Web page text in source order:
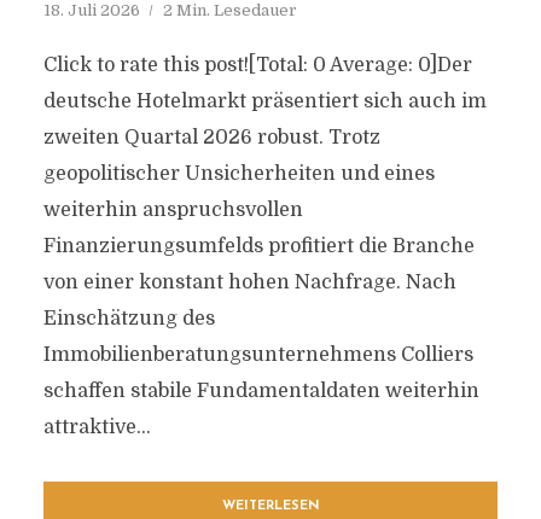
18. Juli 2026 2 Min. Lesedauer
Click to rate this post![Total: 0 Average: 0]Der
deutsche Hotelmarkt präsentiert sich auch im
zweiten Quartal 2026 robust. Trotz
geopolitischer Unsicherheiten und eines
weiterhin anspruchsvollen
Finanzierungsumfelds profitiert die Branche
von einer konstant hohen Nachfrage. Nach
Einschätzung des
Immobilienberatungsunternehmens Colliers
schaffen stabile Fundamentaldaten weiterhin
attraktive...
WEITERLESEN